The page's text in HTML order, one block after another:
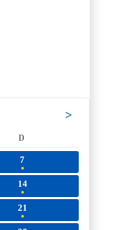
>
D
7
14
21